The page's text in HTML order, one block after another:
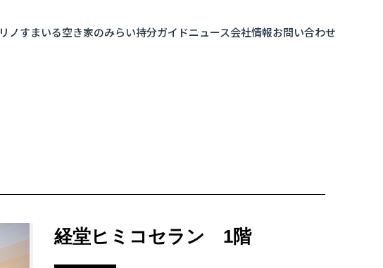
リノすまいる空き家のみらい持分ガイドニュース会社情報お問い合わせ
経堂ヒミコセラン 1階